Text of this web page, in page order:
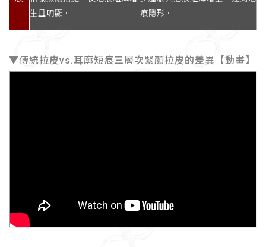
生且明顯。
痕隱形。
▼傳統拉皮vs.耳廓短痕三層次緊顏拉皮的差異【動畫】